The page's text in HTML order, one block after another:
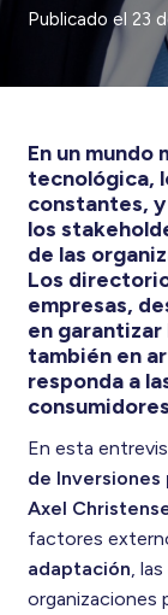
Publicado el 23
En un mundo
tecnológica,
constantes,
los
de las
Los
empresas,
en
también en
responda a
En esta
de Inversiones
Axel
factores
adaptación ,
organizaciones